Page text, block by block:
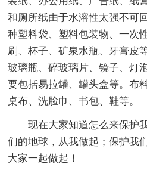
和厕所纸由于水溶性太强不可
种塑料袋、塑料包装物、一次
刷、杯子、矿泉水瓶、牙膏皮
玻璃瓶、碎玻璃片、镜子、灯
要包括易拉罐、罐头盒等。布
桌布、洗脸巾、书包、鞋等。
现在大家知道怎么来保护
们的地球，从我做起；保护我
大家一起做起！